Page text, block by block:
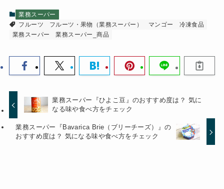
業務スーパー
フルーツ
フルーツ・果物（業務スーパー） マンゴー
冷凍食品
業務スーパー
業務スーパー_商品
業務スーパー『ひよこ豆』のおすすめ度は？ 気に
なる味や食べ方をチェック
業務スーパー『Bavarica Brie（ブリーチーズ）』の
おすすめ度は？ 気になる味や食べ方をチェック